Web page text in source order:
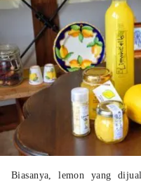
Biasanya, lemon yang